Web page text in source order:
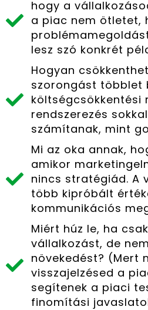
hogy a
a piac nem ötletet,
lesz szó konkrét
Hogyan
szorongást többlet
költségcsökkentési
rendszerezés
számítanak, mint
Mi az oka annak,
amikor
nincs stratégiád. A
több kipróbált
kommunikációs
Miért húz le, ha
vállalkozást, de
növekedést? (Mert
visszajelzésed a
segítenek a piaci
finomítási